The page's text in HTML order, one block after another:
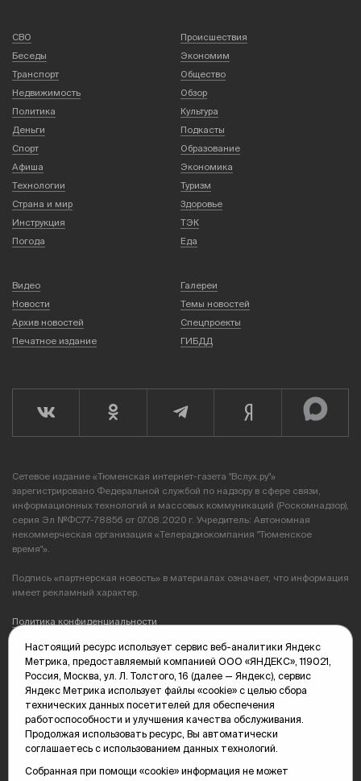
СВО
Происшествия
Беседы
Экономим
Транспорт
Общество
Недвижимость
Обзор
Политика
Культура
Деньги
Подкасты
Спорт
Образование
Афиша
Экономика
Технологии
Туризм
Страна и мир
Здоровье
Инструкция
ТЭК
Погода
Еда
Видео
Галереи
Новости
Темы новостей
Архив новостей
Спецпроекты
Печатное издание
ГИБДД
Сетевое издание «Тюменская интернет-газета "Вслух.ру"»
зарегистрировано Федеральной службой по надзору в сфере связи,
информационных технологий и массовых коммуникаций (Роскомнадзор),
серия Эл №ФС77-78856 от 07.08.2020 г. Учредитель: Автономная
некоммерческая организация «Телерадиокомпания "Тюменское
время"».
Подпись «партнерская новость» в материалах означает, что информация
имеет рекламный характер.
Политика конфиденциальности
Редакция: 625035, Тюмень, пр. Геологоразведчиков, 28А
(3452) 68-89-05
edit@vsluh.ru
Главный редактор: Панкина Т.Ю.
kika@vsluh.ru
По вопросам рекламы:
(3452) 68-89-78
Настоящий ресурс использует сервис веб-аналитики Яндекс
Метрика, предоставляемый компанией ООО «ЯНДЕКС», 119021,
Россия, Москва, ул. Л. Толстого, 16 (далее — Яндекс), сервис
Яндекс Метрика использует файлы «cookie» с целью сбора
технических данных посетителей для обеспечения
работоспособности и улучшения качества обслуживания.
Продолжая использовать ресурс, Вы автоматически
соглашаетесь с использованием данных технологий.
Собранная при помощи «cookie» информация не может